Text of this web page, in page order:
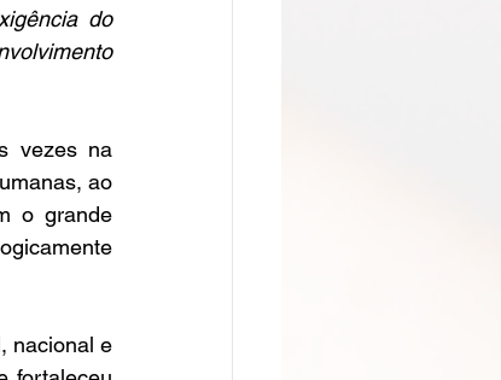
do
vezes na
ao
o grande
nacional e